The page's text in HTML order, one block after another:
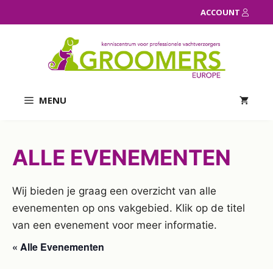
naar
ACCOUNT
MENU
ALLE EVENEMENTEN
Wij bieden je graag een overzicht van alle
evenementen op ons vakgebied. Klik op de titel
van een evenement voor meer informatie.
« Alle Evenementen